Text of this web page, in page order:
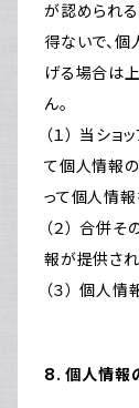
が認められ
得ないで、
げる場合は
ん。
（１） 当シ
て個人情報
って個人情
（２） 合併
報が提供さ
（３） 個人
8. 個人情報